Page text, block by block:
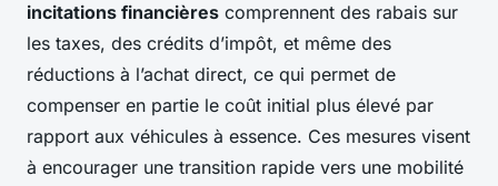
incitations financières comprennent des rabais sur
les taxes, des crédits d’impôt, et même des
réductions à l’achat direct, ce qui permet de
compenser en partie le coût initial plus élevé par
rapport aux véhicules à essence. Ces mesures visent
à encourager une transition rapide vers une mobilité